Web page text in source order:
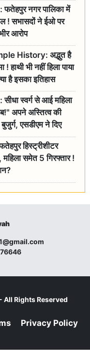
नगर पालिका में
! सभासदों ने ईओ पर
आरोप
History: अद्भुत है
! हाथी भी नहीं हिला पाया
है इसका इतिहास
स्वर्ग से आई महिला
अपने अस्तित्व की
एसडीएम ने दिए
हिस्ट्रीशीटर
समेत 5 गिरफ्तार !
- All Rights Reserved
Privacy Policy